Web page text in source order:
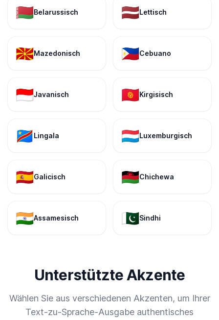
🇧🇾Belarussisch 🇱🇻Lettisch
🇲🇰Mazedonisch 🇵🇭Cebuano
🇮🇩Javanisch 🇰🇬Kirgisisch
🇨🇩Lingala 🇱🇺Luxemburgisch
🇪🇸Galicisch 🇲🇼Chichewa
🇮🇳Assamesisch 🇵🇰Sindhi
Unterstützte Akzente
Wählen Sie aus verschiedenen Akzenten, um Ihrer
Text-zu-Sprache-Ausgabe authentisches